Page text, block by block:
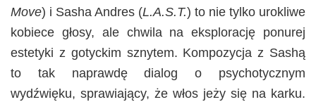
Move) i Sasha Andres (L.A.S.T.) to nie tylko urokliwe
kobiece głosy, ale chwila na eksplorację ponurej
estetyki z gotyckim sznytem. Kompozycja z Sashą
to tak naprawdę dialog o psychotycznym
wydźwięku, sprawiający, że włos jeży się na karku.